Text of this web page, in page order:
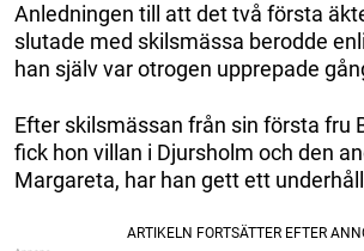
Anledningen till att det två första
slutade med skilsmässa berodde
han själv var otrogen upprepade
Efter skilsmässan från sin första fru
fick hon villan i Djursholm och den
Margareta, har han gett ett